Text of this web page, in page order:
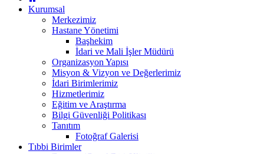
Kurumsal
Merkezimiz
Hastane Yönetimi
Başhekim
İdari ve Mali İşler Müdürü
Organizasyon Yapısı
Misyon & Vizyon ve Değerlerimiz
İdari Birimlerimiz
Hizmetlerimiz
Eğitim ve Araştırma
Bilgi Güvenliği Politikası
Tanıtım
Fotoğraf Galerisi
Tıbbi Birimler